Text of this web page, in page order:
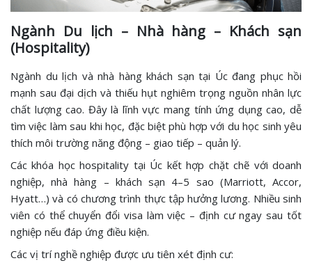
Ngành Du lịch – Nhà hàng – Khách sạn
(Hospitality)
Ngành du lịch và nhà hàng khách sạn tại Úc đang phục hồi
mạnh sau đại dịch và thiếu hụt nghiêm trọng nguồn nhân lực
chất lượng cao. Đây là lĩnh vực mang tính ứng dụng cao, dễ
tìm việc làm sau khi học, đặc biệt phù hợp với du học sinh yêu
thích môi trường năng động – giao tiếp – quản lý.
Các khóa học hospitality tại Úc kết hợp chặt chẽ với doanh
nghiệp, nhà hàng – khách sạn 4–5 sao (Marriott, Accor,
Hyatt…) và có chương trình thực tập hưởng lương. Nhiều sinh
viên có thể chuyển đổi visa làm việc – định cư ngay sau tốt
nghiệp nếu đáp ứng điều kiện.
Các vị trí nghề nghiệp được ưu tiên xét định cư: